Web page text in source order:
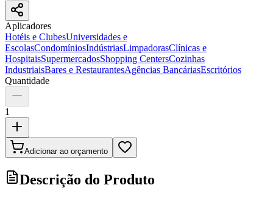
Aplicadores
Hotéis e ClubesUniversidades e
EscolasCondomíniosIndústriasLimpadorasClínicas e
HospitaisSupermercadosShopping CentersCozinhas
IndustriaisBares e RestaurantesAgências BancáriasEscritórios
Quantidade
1
Adicionar ao orçamento
Descrição do Produto